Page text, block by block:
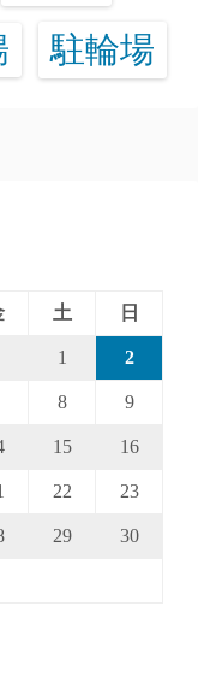
駐輪場
土 日
1 2
8 9
15 16
22 23
29 30